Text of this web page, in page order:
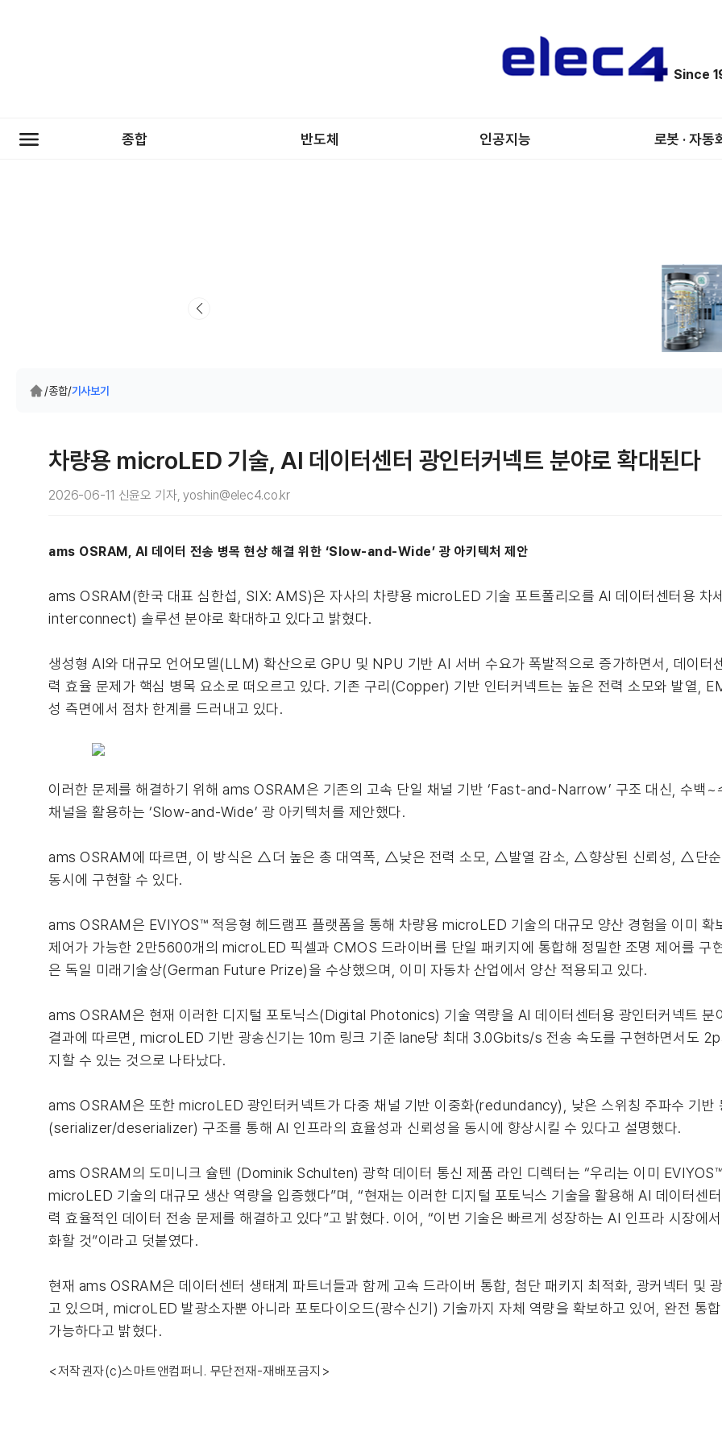
Since
종합 반도체 인공지능 로봇 · 자동
/종합/기사보기
차량용 microLED 기술, AI 데이터센터 광인터커넥트 분야로 확대된다
2026-06-11 신윤오 기자, yoshin@elec4.co.kr
ams OSRAM, AI 데이터 전송 병목 현상 해결 위한 ‘Slow-and-Wide’ 광 아키텍처 제안
ams OSRAM(한국 대표 심한섭, SIX: AMS)은 자사의 차량용 microLED 기술 포트폴리오를 AI 데이터센터용 차
interconnect) 솔루션 분야로 확대하고 있다고 밝혔다.
생성형 AI와 대규모 언어모델(LLM) 확산으로 GPU 및 NPU 기반 AI 서버 수요가 폭발적으로 증가하면서, 데이터
력 효율 문제가 핵심 병목 요소로 떠오르고 있다. 기존 구리(Copper) 기반 인터커넥트는 높은 전력 소모와 발열,
성 측면에서 점차 한계를 드러내고 있다.
이러한 문제를 해결하기 위해 ams OSRAM은 기존의 고속 단일 채널 기반 ‘Fast-and-Narrow’ 구조 대신, 수백
채널을 활용하는 ‘Slow-and-Wide’ 광 아키텍처를 제안했다.
ams OSRAM에 따르면, 이 방식은 △더 높은 총 대역폭, △낮은 전력 소모, △발열 감소, △향상된 신뢰성, △단순
동시에 구현할 수 있다.
ams OSRAM은 EVIYOS™ 적응형 헤드램프 플랫폼을 통해 차량용 microLED 기술의 대규모 양산 경험을 이미 확
제어가 가능한 2만5600개의 microLED 픽셀과 CMOS 드라이버를 단일 패키지에 통합해 정밀한 조명 제어를 구
은 독일 미래기술상(German Future Prize)을 수상했으며, 이미 자동차 산업에서 양산 적용되고 있다.
ams OSRAM은 현재 이러한 디지털 포토닉스(Digital Photonics) 기술 역량을 AI 데이터센터용 광인터커넥트 분
결과에 따르면, microLED 기반 광송신기는 10m 링크 기준 lane당 최대 3.0Gbits/s 전송 속도를 구현하면서도
지할 수 있는 것으로 나타났다.
ams OSRAM은 또한 microLED 광인터커넥트가 다중 채널 기반 이중화(redundancy), 낮은 스위칭 주파수 기반
(serializer/deserializer) 구조를 통해 AI 인프라의 효율성과 신뢰성을 동시에 향상시킬 수 있다고 설명했다.
ams OSRAM의 도미니크 슐텐 (Dominik Schulten) 광학 데이터 통신 제품 라인 디렉터는 “우리는 이미
microLED 기술의 대규모 생산 역량을 입증했다”며, “현재는 이러한 디지털 포토닉스 기술을 활용해 AI 데이터센
력 효율적인 데이터 전송 문제를 해결하고 있다”고 밝혔다. 이어, “이번 기술은 빠르게 성장하는 AI 인프라 시장에
화할 것”이라고 덧붙였다.
현재 ams OSRAM은 데이터센터 생태계 파트너들과 함께 고속 드라이버 통합, 첨단 패키지 최적화, 광커넥터 및
고 있으며, microLED 발광소자뿐 아니라 포토다이오드(광수신기) 기술까지 자체 역량을 확보하고 있어, 완전 통
가능하다고 밝혔다.
<저작권자(c)스마트앤컴퍼니. 무단전재-재배포금지>